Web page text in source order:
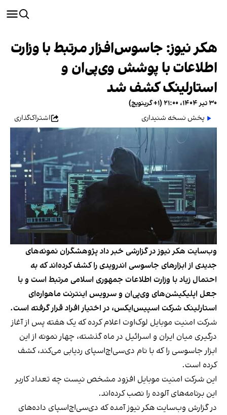
هکر نیوز: جاسوس‌افزار مرتبط با وزارت
اطلاعات با پوشش وی‌پی‌ان و
استارلینک کشف شد
۳۰ تیر ۱۴۰۴، ۲۱:۰۰ (‎+۱ گرینویچ)
پخش نسخه شنیداری
اشتراک‌گذاری
وب‌سایت هکر نیوز در گزارشی خبر داد پژوهشگران نمونه‌های
جدیدی از ابزارهای جاسوسی اندرویدی را کشف کرده‌اند که به
احتمال زیاد با وزارت اطلاعات جمهوری اسلامی مرتبط است و با
جعل اپلیکیشن‌های وی‌پی‌ان و سرویس اینترنت ماهواره‌ای
استارلینک شرکت اسپیس‌ایکس، در اختیار افراد قرار گرفته است.
شرکت امنیت موبایل لوک‌اوت اعلام کرده که یک هفته پس از آغاز
درگیری میان ایران و اسرائیل در ماه گذشته، چهار نمونه از این
ابزار جاسوسی را که با نام دی‌سی‌‌اچ‌اسپای ردیابی می‌کند، کشف
کرده است.
این شرکت امنیت موبایل افزود مشخص نیست چه تعداد کاربر
این برنامه‌های آلوده را نصب کرده‌اند.
در گزارش وب‌سایت هکر نیوز آمده که دی‌سی‌‌اچ‌اسپای داده‌های